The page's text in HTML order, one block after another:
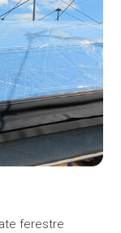
ferestre